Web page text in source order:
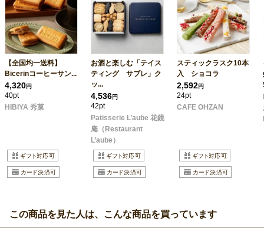
【全国均一送料】
Bicerinコーヒーサン...
4,320円
40pt
HIBIYA 秀菓
お酒と楽しむ「テイス
ティング サブレ」ク
ッ...
4,536円
42pt
Patisserie L’aube 花鏡
庵（Restaurant
L’aube）
スティックラスク10本
入 ショコラ
2,592円
24pt
CAFE OHZAN
この商品を見た人は、こんな商品を買っています